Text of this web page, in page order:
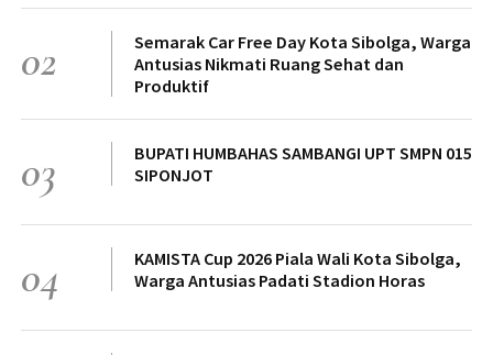
02
Semarak Car Free Day Kota Sibolga, Warga
Antusias Nikmati Ruang Sehat dan
Produktif
03
BUPATI HUMBAHAS SAMBANGI UPT SMPN 015
SIPONJOT
04
KAMISTA Cup 2026 Piala Wali Kota Sibolga,
Warga Antusias Padati Stadion Horas